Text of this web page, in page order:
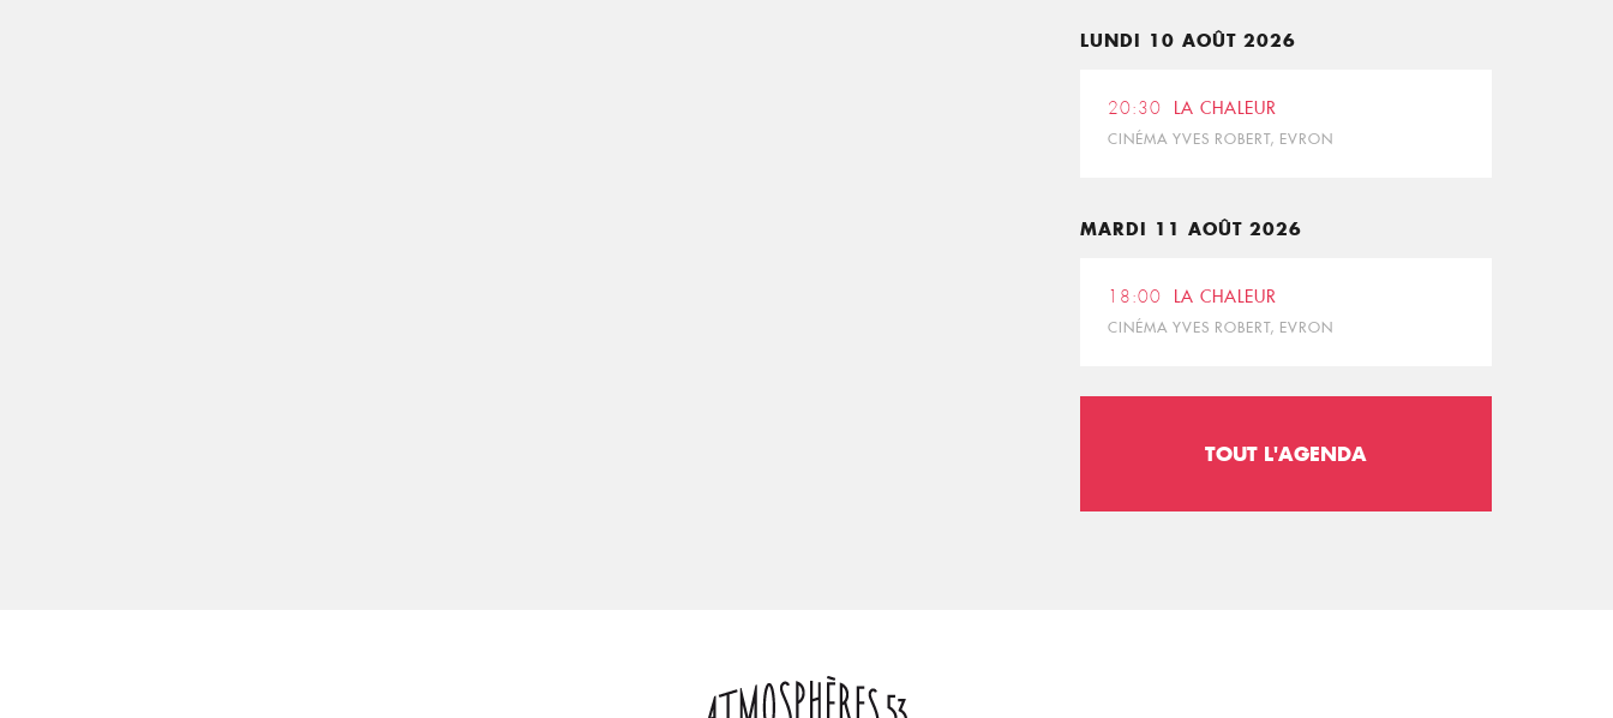
LUNDI 10 AOÛT 2026
20:30 LA CHALEUR
CINÉMA YVES ROBERT, EVRON
MARDI 11 AOÛT 2026
18:00 LA CHALEUR
CINÉMA YVES ROBERT, EVRON
TOUT L'AGENDA